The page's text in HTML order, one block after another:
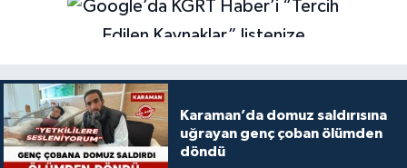
Karaman’da domuz saldırısına
uğrayan genç çoban ölümden
döndü